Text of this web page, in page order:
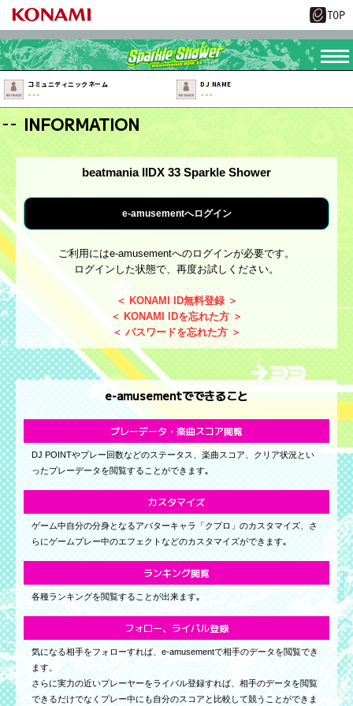
コミュニティニックネーム
---
DJ NAME
---
INFORMATION
beatmania IIDX 33 Sparkle Shower
e-amusementへログイン
ご利用にはe-amusementへのログインが必要です。
ログインした状態で、再度お試しください。
＜ KONAMI ID無料登録 ＞
＜ KONAMI IDを忘れた方 ＞
＜ パスワードを忘れた方 ＞
e-amusementでできること
プレーデータ・楽曲スコア閲覧
DJ POINTやプレー回数などのステータス、楽曲スコア、クリア状況とい
ったプレーデータを閲覧することができます｡
カスタマイズ
ゲーム中自分の分身となるアバターキャラ「クプロ」のカスタマイズ、さ
らにゲームプレー中のエフェクトなどのカスタマイズができます｡
ランキング閲覧
各種ランキングを閲覧することが出来ます｡
フォロー、ライバル登録
気になる相手をフォローすれば、e-amusementで相手のデータを閲覧でき
ます。
さらに実力の近いプレーヤーをライバル登録すれば、相手のデータを閲覧
できるだけでなくプレー中にも自分のスコアと比較して競うことができま